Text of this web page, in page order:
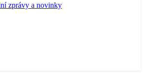
zprávy a novinky